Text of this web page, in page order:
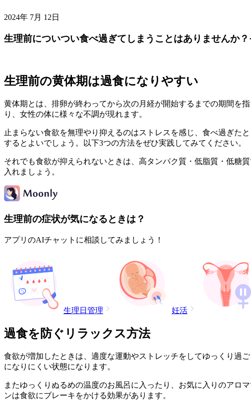
2024年 7月 12日
生理前についつい食べ過ぎてしまうことはありませんか
生理前の黄体期は過食になりやすい
黄体期とは、排卵が終わってから次の月経が開始するまでの期間を
り、女性の体に様々な不調が現れます。
止まらない食欲を無理やり抑えるのはストレスを感じ、食べ過ぎた
するとよいでしょう。以下3つの方法をぜひ実践してみてください。
それでも食欲が抑えられないときは、高タンパク質・低脂質・低糖
入れましょう。
生理前の症状が気になるときは？
アプリのAIチャットに相談してみましょう！
生理日管理 妊活
過食を防ぐリラックス方法
食欲が増加したときは、適度な運動やストレッチをしてゆっくり過
になりにくい状態になります。
またゆっくりぬるめの温度のお風呂に入ったり、お気に入りのアロ
ンは食欲にブレーキをかける効果があります。